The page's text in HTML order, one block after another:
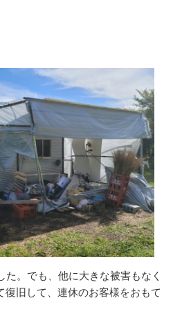
た。でも、他に大きな被害もなく
復旧して、連休のお客様をおもて